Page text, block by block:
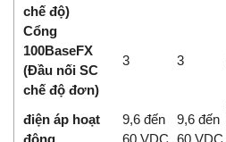
chế độ)
Cổng
100BaseFX
(Đầu nối SC
chế độ đơn)
3 3
điện áp hoạt
động
9,6 đến
60 VDC
9,6 đến
60 VDC